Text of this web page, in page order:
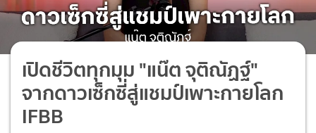
เปิดชีวิตทุกมุม "แน๊ต จุติณัฏฐ์"
จากดาวเซ็กซี่สู่แชมป์เพาะกายโลก
IFBB